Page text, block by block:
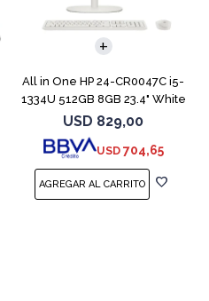
All in One HP 24-CR0047C i5-
1334U 512GB 8GB 23.4" White
USD 829,00
USD 704,65